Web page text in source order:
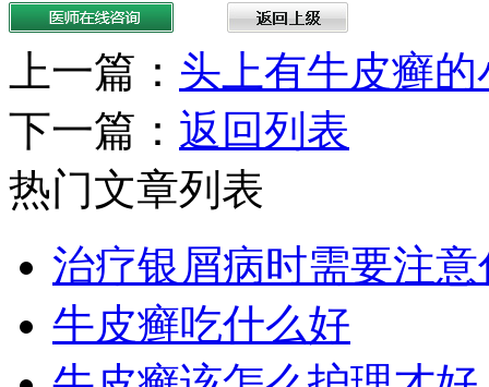
上一篇： 头上有牛皮癣
下一篇： 返回列表
热门文章列表
治疗银屑病时需要注意
牛皮癣吃什么好